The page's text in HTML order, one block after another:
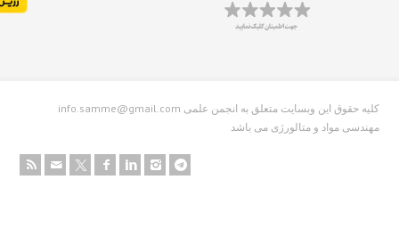
info.samme@gmail.com کلیه حقوق این وبسایت متعلق به انجمن علمی
مواد و متالورژی می باشد